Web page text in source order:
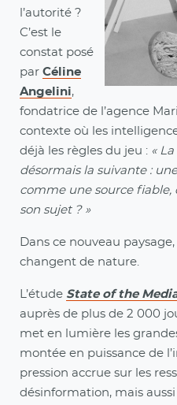
l’autorité ?
C’est le
constat posé
par Céline
Angelini,
fondatrice de l’agence
contexte où les
déjà les règles du jeu : «
désormais la suivante :
comme une source
son sujet ? »
Dans ce nouveau
changent de nature.
L’étude State of the
auprès de plus de 2 000
met en lumière les
montée en puissance de
pression accrue sur les
désinformation, mais